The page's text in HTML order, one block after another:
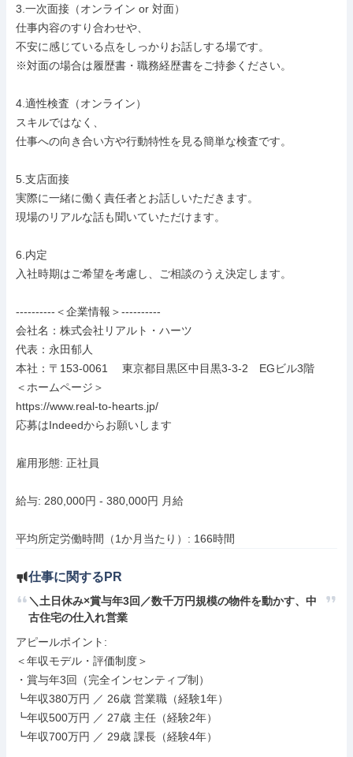
3.一次面接（オンライン or 対面）
仕事内容のすり合わせや、
不安に感じている点をしっかりお話しする場です。
※対面の場合は履歴書・職務経歴書をご持参ください。
4.適性検査（オンライン）
スキルではなく、
仕事への向き合い方や行動特性を見る簡単な検査です。
5.支店面接
実際に一緒に働く責任者とお話しいただきます。
現場のリアルな話も聞いていただけます。
6.内定
入社時期はご希望を考慮し、ご相談のうえ決定します。
----------＜企業情報＞----------
会社名：株式会社リアルト・ハーツ
代表：永田郁人
本社：〒153-0061　 東京都目黒区中目黒3-3-2　EGビル3階
＜ホームページ＞
https://www.real-to-hearts.jp/
応募はIndeedからお願いします
雇用形態: 正社員
給与: 280,000円 - 380,000円 月給
平均所定労働時間（1か月当たり）: 166時間
仕事に関するPR
＼土日休み×賞与年3回／数千万円規模の物件を動かす、中
古住宅の仕入れ営業
アピールポイント:
＜年収モデル・評価制度＞
・賞与年3回（完全インセンティブ制）
┗年収380万円 ／ 26歳 営業職（経験1年）
┗年収500万円 ／ 27歳 主任（経験2年）
┗年収700万円 ／ 29歳 課長（経験4年）